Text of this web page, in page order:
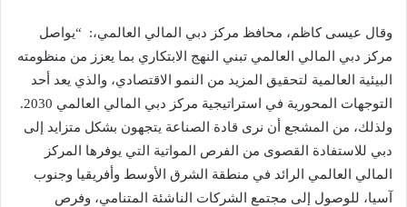
وقال عيسى كاظم، محافظ مركز دبي المالي العالمي،: “يواصل
مركز دبي المالي العالمي تبني النهج الابتكاري بما يعزز من منظومته
البيئية العالمية لتحقيق المزيد من النمو الاقتصادي، والذي يعد أحد
التوجهات المحورية في استراتيجية مركز دبي المالي العالمي 2030.
ولذلك، من المشجع أن نرى قادة الصناعة يتجهون بشكل متزايد إلى
دبي للاستفادة القصوى من الفرص المواتية التي يوفرها المركز
المالي العالمي الرائد في منطقة الشرق الأوسط وأفريقيا وجنوب
آسيا، للوصول إلى مجتمع الشركات الناشئة المتنامي، وفرص